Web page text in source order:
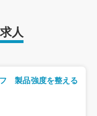
人
製品強度を整える